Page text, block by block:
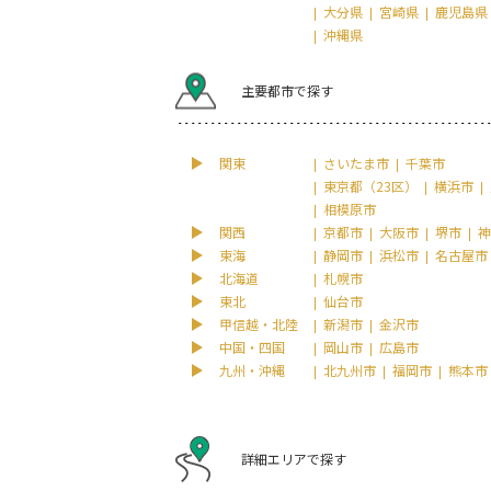
大分県
宮崎県
鹿児島県
沖縄県
主要都市で探す
関東 さいたま市
千葉市
東京都（23区）
横浜市
相模原市
関西
京都市 大阪市 堺市
東海
静岡市 浜松市
名古屋市
北海道
札幌市
東北
仙台市
甲信越・北陸
新潟市
金沢市
中国・四国
岡山市
広島市
九州・沖縄
北九州市 福岡市 熊本市
詳細エリアで探す